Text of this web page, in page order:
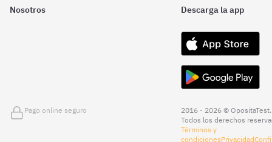
Nosotros Descarga la app
Pago online seguro
2016 - 2026 © OpositaTest.
Todos los derechos
Términos y
condicionesPrivacidad